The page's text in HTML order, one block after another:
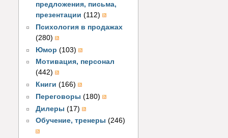
предложения, письма,
презентации (112)
Психология в продажах
(280)
Юмор (103)
Мотивация, персонал
(442)
Книги (166)
Переговоры (180)
Дилеры (17)
Обучение, тренеры (246)